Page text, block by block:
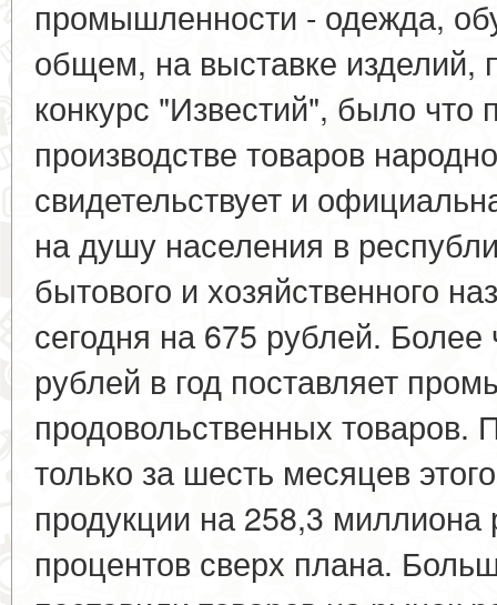
промышленности - одежда,
общем, на выставке изделий,
конкурс "Известий", было
производстве товаров
свидетельствует и
на душу населения в
бытового и хозяйственного
сегодня на 675 рублей.
рублей в год поставляет
продовольственных товаров.
только за шесть месяцев
продукции на 258,3 миллиона
процентов сверх плана.